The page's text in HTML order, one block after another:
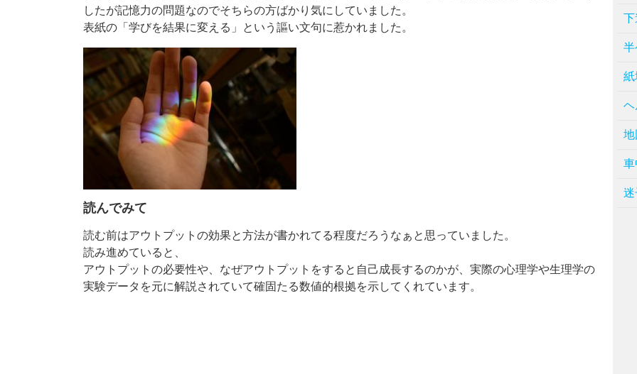
したが記憶力の問題なのでそちらの方ばかり気にしていました。
表紙の「学びを結果に変える」という謳い文句に惹かれました。
読んでみて
読む前はアウトプットの効果と方法が書かれてる程度だろうなぁと思っていました。
読み進めていると、
アウトプットの必要性や、なぜアウトプットをすると自己成長するのかが、実際の心理学や生理学の
実験データを元に解説されていて確固たる数値的根拠を示してくれています。
下
半
紙
ヘ
地
車
迷